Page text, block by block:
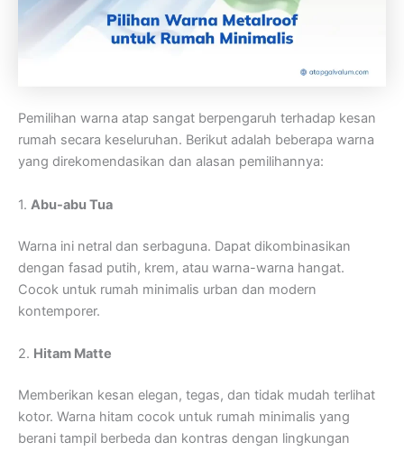
Pemilihan warna atap sangat berpengaruh terhadap kesan
rumah secara keseluruhan. Berikut adalah beberapa warna
yang direkomendasikan dan alasan pemilihannya:
1. Abu-abu Tua
Warna ini netral dan serbaguna. Dapat dikombinasikan
dengan fasad putih, krem, atau warna-warna hangat.
Cocok untuk rumah minimalis urban dan modern
kontemporer.
2. Hitam Matte
Memberikan kesan elegan, tegas, dan tidak mudah terlihat
kotor. Warna hitam cocok untuk rumah minimalis yang
berani tampil berbeda dan kontras dengan lingkungan